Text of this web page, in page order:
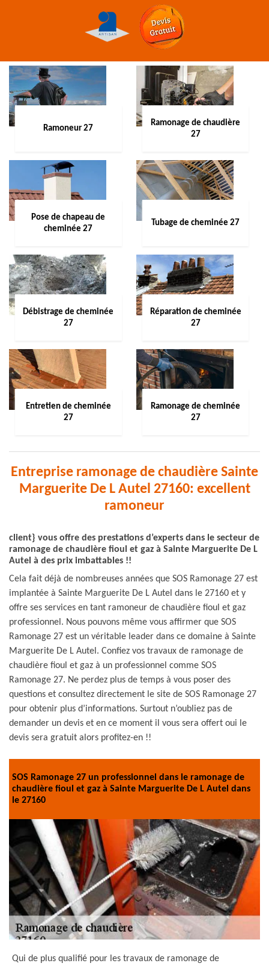
Ramoneur 27
Ramonage de chaudière
27
Pose de chapeau de
cheminée 27
Tubage de cheminée 27
Débistrage de cheminée
27
Réparation de cheminée
27
Entretien de cheminée
27
Ramonage de cheminée
27
Entreprise ramonage de chaudière Sainte
Marguerite De L Autel 27160: excellent
ramoneur
client} vous offre des prestations d’experts dans le secteur de
ramonage de chaudière fioul et gaz à Sainte Marguerite De L
Autel à des prix imbattables !!
Cela fait déjà de nombreuses années que SOS Ramonage 27 est
implantée à Sainte Marguerite De L Autel dans le 27160 et y
offre ses services en tant ramoneur de chaudière fioul et gaz
professionnel. Nous pouvons même vous affirmer que SOS
Ramonage 27 est un véritable leader dans ce domaine à Sainte
Marguerite De L Autel. Confiez vos travaux de ramonage de
chaudière fioul et gaz à un professionnel comme SOS
Ramonage 27. Ne perdez plus de temps à vous poser des
questions et consultez directement le site de SOS Ramonage 27
pour obtenir plus d’informations. Surtout n’oubliez pas de
demander un devis et en ce moment il vous sera offert oui le
devis sera gratuit alors profitez-en !!
SOS Ramonage 27 un professionnel dans le ramonage de
chaudière fioul et gaz à Sainte Marguerite De L Autel dans
le 27160
Qui de plus qualifié pour les travaux de ramonage de